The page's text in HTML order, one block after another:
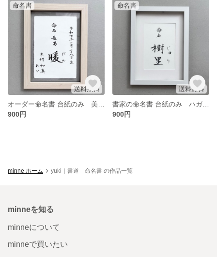
900円
書家の命名書 台紙のみ ハガキサイズ 美しく、品があるシンプルな命名
900円
minne ホーム yuki｜書道 命名書 の作品一覧
minneを知る
minneについて
minneで買いたい